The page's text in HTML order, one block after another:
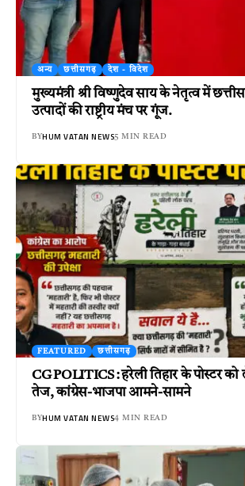
अन्य छत्तीसगढ़ देश - विदेश
मुख्यमंत्री श्री विष्णुदेव साय के नेतृत्व में
उत्पादों की राष्ट्रीय मंच पर गूंज.
BYHUM VATAN NEWS5 MIN READ
FEATURED छत्तीसगढ़
CG POLITICS : हरेली तिहार के पोस्टर
तेज, कांग्रेस-भाजपा आमने-सामने
BYHUM VATAN NEWS4 MIN READ